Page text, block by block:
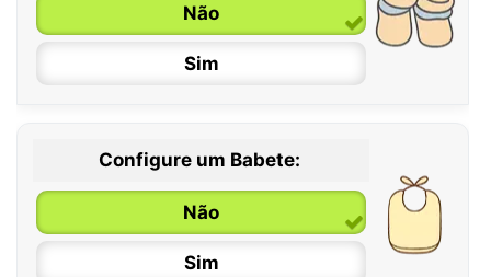
6 / 12 meses
12 / 18 meses
Não
Sim
Configure um Babete:
Não
Sim